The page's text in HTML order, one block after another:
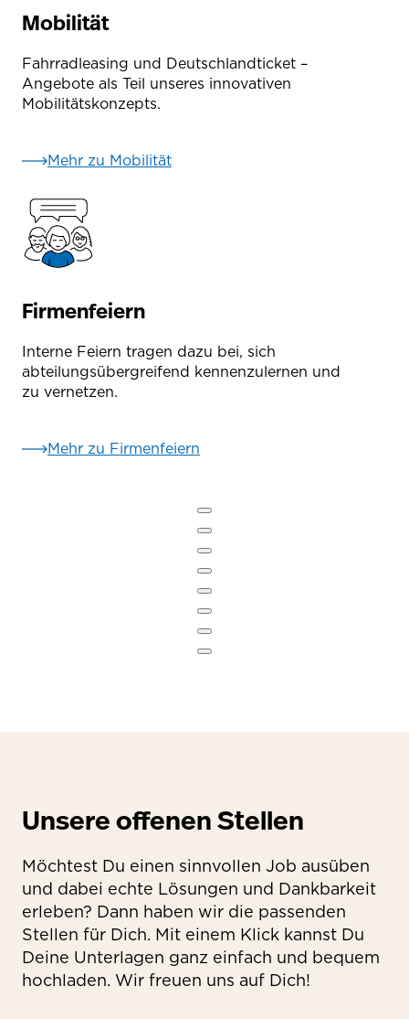
Mobilität
Fahrradleasing und Deutschlandticket –
Angebote als Teil unseres innovativen
Mobilitätskonzepts.
Mehr zu Mobilität
Firmenfeiern
Interne Feiern tragen dazu bei, sich
abteilungsübergreifend kennenzulernen und
zu vernetzen.
Mehr zu Firmenfeiern
Unsere offenen Stellen
Möchtest Du einen sinnvollen Job ausüben
und dabei echte Lösungen und Dankbarkeit
erleben? Dann haben wir die passenden
Stellen für Dich. Mit einem Klick kannst Du
Deine Unterlagen ganz einfach und bequem
hochladen. Wir freuen uns auf Dich!